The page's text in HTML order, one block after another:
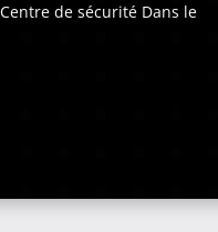
de sécurité Dans le